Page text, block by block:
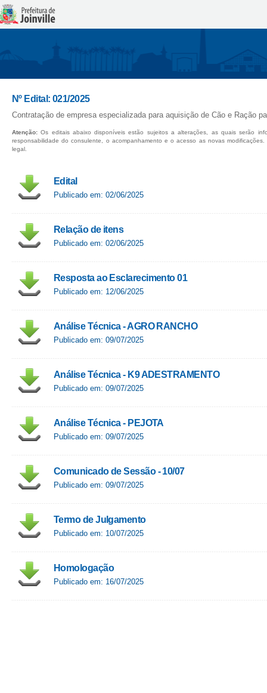
Nº Edital: 021/2025
Contratação de empresa especializada para aquisição de Cão e Ração
Atenção: Os editais abaixo disponíveis estão sujeitos a alterações, as quais serão
responsabilidade do consulente, o acompanhamento e o acesso as novas
legal.
Edital
Publicado em: 02/06/2025
Relação de itens
Publicado em: 02/06/2025
Resposta ao Esclarecimento 01
Publicado em: 12/06/2025
Análise Técnica - AGRO RANCHO
Publicado em: 09/07/2025
Análise Técnica - K9 ADESTRAMENTO
Publicado em: 09/07/2025
Análise Técnica - PEJOTA
Publicado em: 09/07/2025
Comunicado de Sessão - 10/07
Publicado em: 09/07/2025
Termo de Julgamento
Publicado em: 10/07/2025
Homologação
Publicado em: 16/07/2025